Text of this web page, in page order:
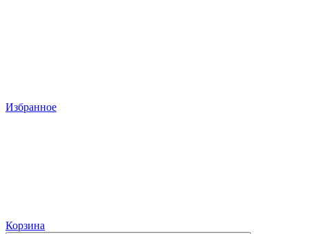
Избранное
Корзина